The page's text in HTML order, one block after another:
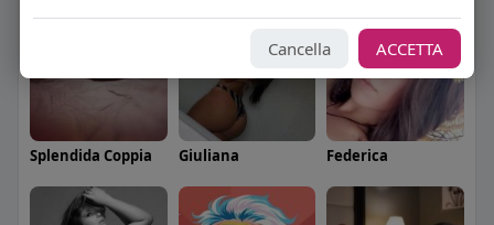
Splendida Coppia Giuliana Federica
Cancella ACCETTA